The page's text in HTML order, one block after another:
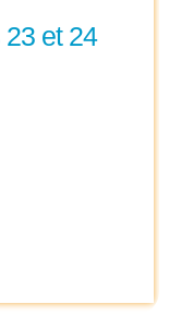
et 24